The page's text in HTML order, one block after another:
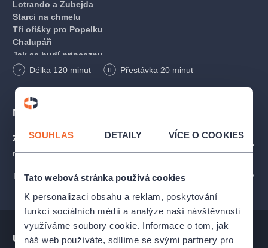
SOUHLAS DETAILY VÍCE O COOKIES
Tato webová stránka používá cookies
K personalizaci obsahu a reklam, poskytování
funkcí sociálních médií a analýze naší návštěvnosti
využíváme soubory cookie. Informace o tom, jak
náš web používáte, sdílíme se svými partnery pro
Lotrando a Zubejda
Starci na chmelu
Tři oříšky pro Popelku
Chalupáři
Jak se budí princezny
Cirkus Humberto
Zlatovláska
Princezna se zlatou hvězdou na čele
Obušku z pytel ven
To neznáte Hadimršku
Páni kluci
Přednosta stanice
S tebou mě baví svět
FILMOVÝ ORCHESTR PRAHA
je hudební těleso zaměřené především na interpretaci české
Délka 120 minut Přestávka 20 minut
Místa
Zámek Dobříš - Zrcadlový sál
nám Svobody 1, Dobříš
PROFIL POŘADATELE FILMOVÝ ORCHESTR PRAHA (FOP)
Ukázka představení